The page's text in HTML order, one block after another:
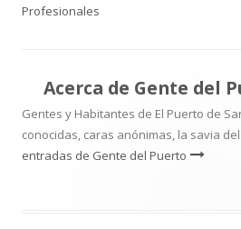
el
Profesionales
Acerca de Gente del
Gentes y Habitantes de El Puerto de
conocidas, caras anónimas, la savia
entradas de Gente del Puerto